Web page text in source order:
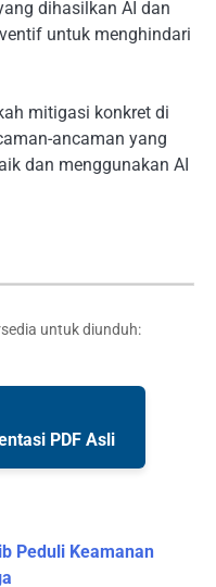
dihasilkan AI dan
untuk menghindari
mitigasi konkret di
ancaman yang
dan menggunakan AI
untuk diunduh:
PDF Asli
Peduli Keamanan